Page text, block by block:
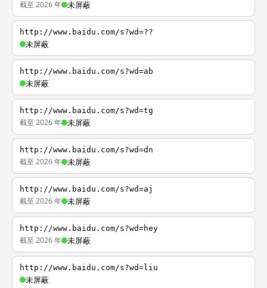
截至 2026 年 未屏蔽
http://www.baidu.com/s?wd=??
未屏蔽
http://www.baidu.com/s?wd=ab
未屏蔽
http://www.baidu.com/s?wd=tg
截至 2026 年 未屏蔽
http://www.baidu.com/s?wd=dn
截至 2026 年 未屏蔽
http://www.baidu.com/s?wd=aj
截至 2026 年 未屏蔽
http://www.baidu.com/s?wd=hey
截至 2026 年 未屏蔽
http://www.baidu.com/s?wd=liu
未屏蔽